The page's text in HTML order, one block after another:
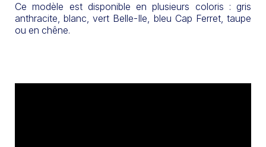
Ce modèle est disponible en plusieurs coloris : gris
anthracite, blanc, vert Belle-Ile, bleu Cap Ferret, taupe
ou en chêne.